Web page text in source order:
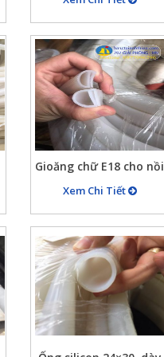
chịu nhiệt chịu lực cao
707 giải phóng
Gioăng chữ E18 cho nồi
hơi chất liệu silicone
màu trắng chịu nhiệt
cao
Xem Chi Tiết